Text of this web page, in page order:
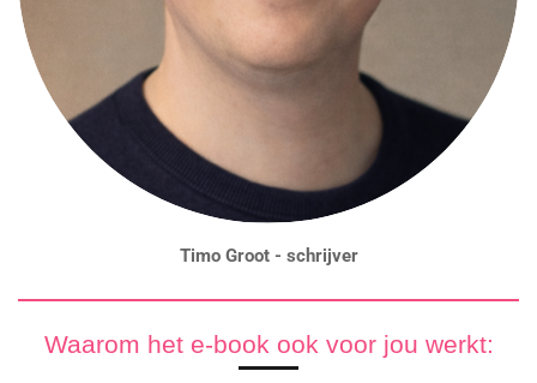
Timo Groot - schrijver
Waarom het e-book ook voor jou werkt: